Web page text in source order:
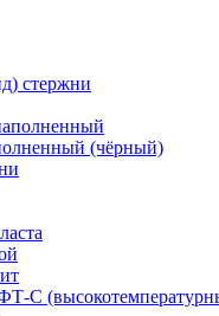
стержни
(чёрный)
С